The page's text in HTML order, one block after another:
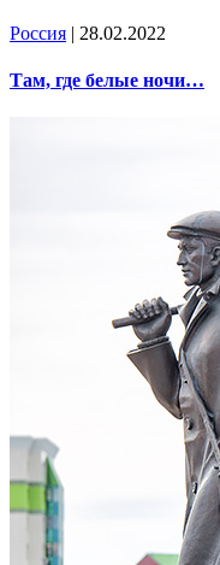
Россия | 28.02.2022
Там, где белые ночи…